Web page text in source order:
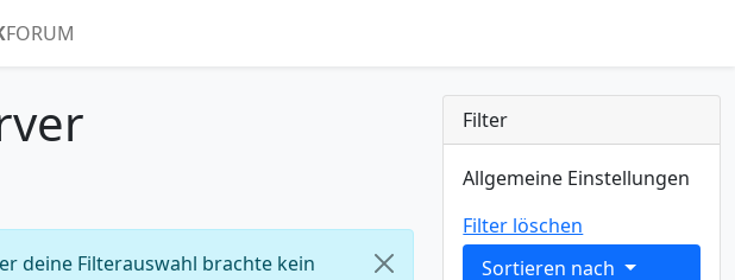
FORUM
deine Filterauswahl brachte kein
Filter
Allgemeine Einstellungen
Filter löschen
Sortieren nach